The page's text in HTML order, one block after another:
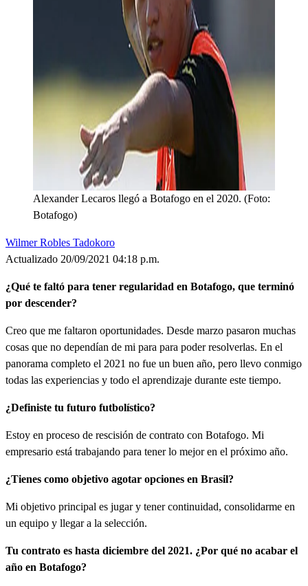
Alexander Lecaros llegó a Botafogo en el 2020. (Foto:
Botafogo)
Wilmer Robles Tadokoro
Actualizado 20/09/2021 04:18 p.m.
¿Qué te faltó para tener regularidad en Botafogo, que terminó
por descender?
Creo que me faltaron oportunidades. Desde marzo pasaron muchas
cosas que no dependían de mi para para poder resolverlas. En el
panorama completo el 2021 no fue un buen año, pero llevo conmigo
todas las experiencias y todo el aprendizaje durante este tiempo.
¿Definiste tu futuro futbolístico?
Estoy en proceso de rescisión de contrato con Botafogo. Mi
empresario está trabajando para tener lo mejor en el próximo año.
¿Tienes como objetivo agotar opciones en Brasil?
Mi objetivo principal es jugar y tener continuidad, consolidarme en
un equipo y llegar a la selección.
Tu contrato es hasta diciembre del 2021. ¿Por qué no acabar el
año en Botafogo?